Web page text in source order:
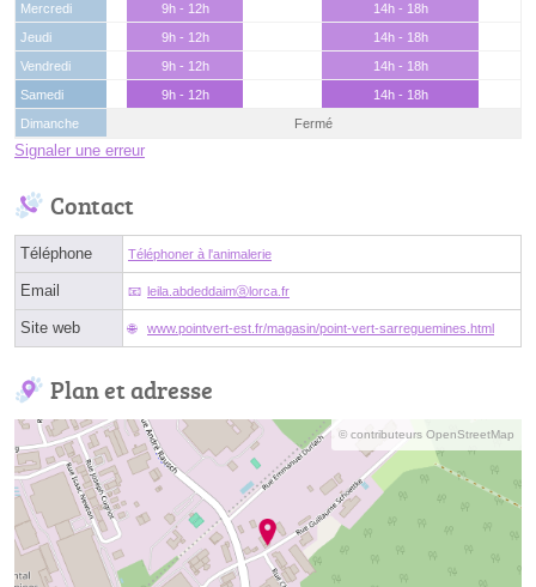
Mercredi
9h - 12h
14h - 18h
Jeudi
9h - 12h
14h - 18h
Vendredi
9h - 12h
14h - 18h
Samedi
9h - 12h
14h - 18h
Dimanche
Fermé
Signaler une erreur
Contact
Téléphone Téléphoner à l'animalerie
Email leila.abdeddaimⓐlorca.fr
Site web www.pointvert-est.fr/magasin/point-vert-sarreguemines.html
Plan et adresse
© contributeurs OpenStreetMap